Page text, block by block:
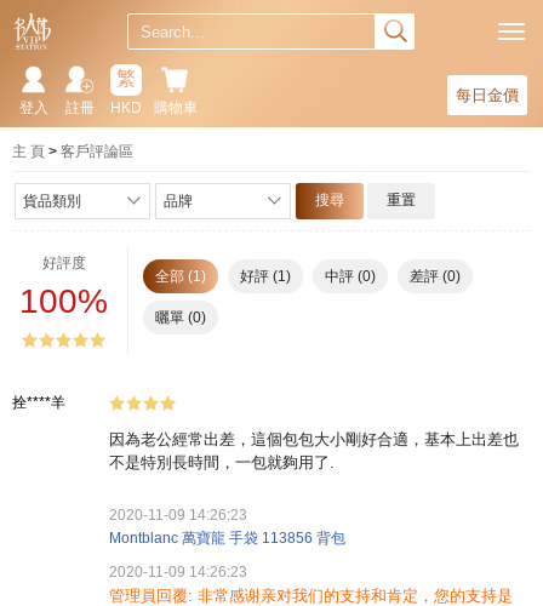
每日金價
購物車
繁
HKD
註冊
登入
主 頁 客戶評論區
貨品類別 品牌 搜尋 重置
好評度
100%
全部 (1) 好評 (1) 中評 (0) 差評 (0)
曬單 (0)
拴****羊
因為老公經常出差，這個包包大小剛好合適，基本上出差也
不是特別長時間，一包就夠用了.
2020-11-09 14:26:23
Montblanc 萬寶龍 手袋 113856 背包
2020-11-09 14:26:23
管理員回覆: 非常感谢亲对我们的支持和肯定，您的支持是